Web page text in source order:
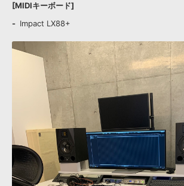
[MIDIキーボード]
Impact LX88+